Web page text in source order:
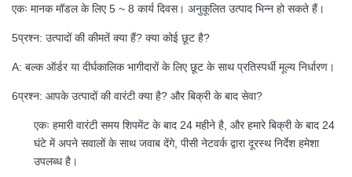
एकः मानक मॉडल के लिए 5 ~ 8 कार्य दिवस। अनुकूलित उत्पाद भिन्न हो सकते हैं।
5प्रश्न: उत्पादों की कीमतें क्या हैं? क्या कोई छूट है?
A: बल्क ऑर्डर या दीर्घकालिक भागीदारों के लिए छूट के साथ प्रतिस्पर्धी मूल्य निर्धारण।
6प्रश्न: आपके उत्पादों की वारंटी क्या है? और बिक्री के बाद सेवा?
एकः हमारी वारंटी समय शिपमेंट के बाद 24 महीने है, और हमारे बिक्री के बाद 24
घंटे में अपने सवालों के साथ जवाब देंगे, पीसी नेटवर्क द्वारा दूरस्थ निर्देश हमेशा
उपलब्ध है।